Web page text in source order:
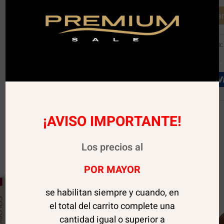
SKU: Categoría:
¡AVISO IMPORTANTE!
Los precios al
POR MAYOR
se habilitan siempre y cuando, en
el total del carrito complete una
cantidad igual o superior a